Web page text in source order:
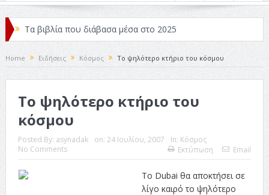
Τα βιβλία που διάβασα μέσα στο 2025
Κριτικές ταινιών: Ο Ντι Κάπριο και ο Λάνθιμος
Σχεδιασμός που «Μιλάει» Χωρίς Λέξεις
Σπιρτόκουτο: η απόλυτη αντισυμβατική καλοκαιρινή
ταινία
Το Top 5 της εβδομάδας #517
Η Φροντίδα Έχει Πολλές Μορφές: Κι Όλες Σε Αφορούν
Home Ειδήσεις Κόσμος Το ψηλότερο κτήριο του κόσμου
Το ψηλότερο κτήριο του
κόσμου
Posted By: asynadak on: 24 Ιουλίου, 2007 In: Κόσμος
No Comments
Εκτύπωση Email
Το Dubai θα αποκτήσει σε
λίγο καιρό το ψηλότερο